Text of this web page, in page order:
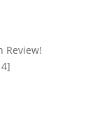
Review!
4]